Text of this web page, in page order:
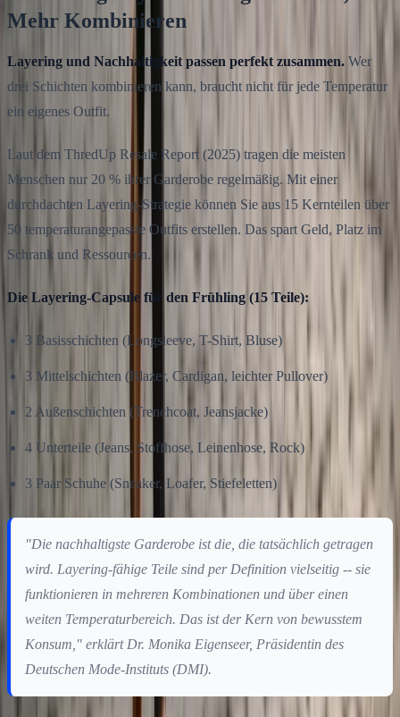
Mehr Kombinieren
Layering und Nachhaltigkeit passen perfekt zusammen. Wer
drei Schichten kombinieren kann, braucht nicht für jede Temperatur
ein eigenes Outfit.
Laut dem ThredUp Resale Report (2025) tragen die meisten
Menschen nur 20 % ihrer Garderobe regelmäßig. Mit einer
durchdachten Layering-Strategie können Sie aus 15 Kernteilen über
50 temperaturangepasste Outfits erstellen. Das spart Geld, Platz im
Schrank und Ressourcen.
Die Layering-Capsule für den Frühling (15 Teile):
3 Basisschichten (Longsleeve, T-Shirt, Bluse)
3 Mittelschichten (Blazer, Cardigan, leichter Pullover)
2 Außenschichten (Trenchcoat, Jeansjacke)
4 Unterteile (Jeans, Stoffhose, Leinenhose, Rock)
3 Paar Schuhe (Sneaker, Loafer, Stiefeletten)
"Die nachhaltigste Garderobe ist die, die tatsächlich getragen
wird. Layering-fähige Teile sind per Definition vielseitig -- sie
funktionieren in mehreren Kombinationen und über einen
weiten Temperaturbereich. Das ist der Kern von bewusstem
Konsum," erklärt Dr. Monika Eigenseer, Präsidentin des
Deutschen Mode-Instituts (DMI).